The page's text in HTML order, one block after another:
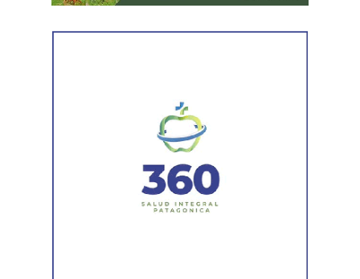
habilitación comercial vigente para un establecimiento
La Agencia de Recaudación y Control Aduanero sumó
más piezas. Según la sentencia,
el progenitor aparecía
registrado como socio, gerente o administrador en
distintas firmas. A esa información se agregó un